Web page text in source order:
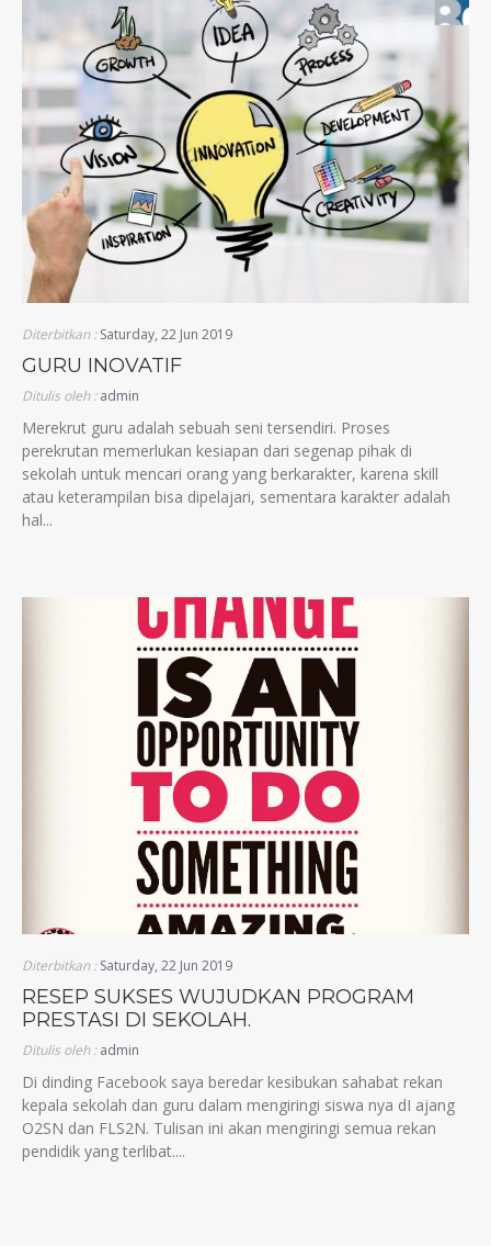
Diterbitkan :Saturday, 22 Jun 2019
GURU INOVATIF
Ditulis oleh :admin
Merekrut guru adalah sebuah seni tersendiri. Proses
perekrutan memerlukan kesiapan dari segenap pihak di
sekolah untuk mencari orang yang berkarakter, karena skill
atau keterampilan bisa dipelajari, sementara karakter adalah
hal...
Diterbitkan :Saturday, 22 Jun 2019
RESEP SUKSES WUJUDKAN PROGRAM
PRESTASI DI SEKOLAH.
Ditulis oleh :admin
Di dinding Facebook saya beredar kesibukan sahabat rekan
kepala sekolah dan guru dalam mengiringi siswa nya dI ajang
O2SN dan FLS2N. Tulisan ini akan mengiringi semua rekan
pendidik yang terlibat....